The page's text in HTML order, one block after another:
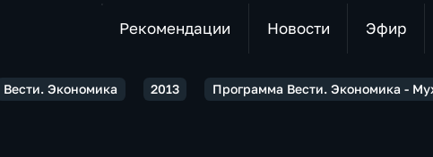
Рекомендации Новости Эфир
Вести. Экономика 2013 Программа Вести. Экономика -